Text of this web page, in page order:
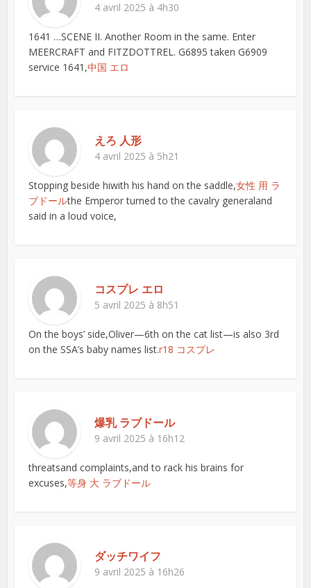
4 avril 2025 à 4h30
1641 …SCENE II. Another Room in the same. Enter
MEERCRAFT and FITZDOTTREL. G6895 taken G6909
service 1641,中国 エロ
えろ 人形
4 avril 2025 à 5h21
Stopping beside hiwith his hand on the saddle,女性 用 ラ
ブドールthe Emperor turned to the cavalry generaland
said in a loud voice,
コスプレ エロ
5 avril 2025 à 8h51
On the boys’ side,Oliver—6th on the cat list—is also 3rd
on the SSA’s baby names list.r18 コスプレ
爆乳 ラブドール
9 avril 2025 à 16h12
threatsand complaints,and to rack his brains for
excuses,等身 大 ラブドール
ダッチワイフ
9 avril 2025 à 16h26